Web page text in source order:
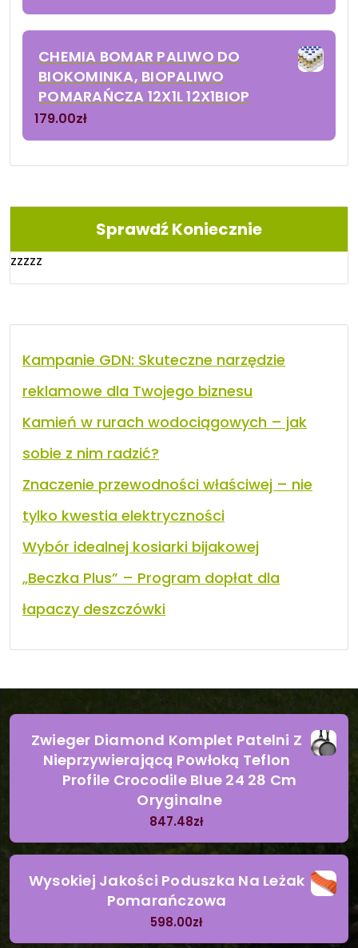
CHEMIA BOMAR PALIWO DO
BIOKOMINKA, BIOPALIWO
POMARAŃCZA 12X1L 12X1BIOP
179.00zł
Sprawdź Koniecznie
zzzzz
Kampanie GDN: Skuteczne narzędzie
reklamowe dla Twojego biznesu
Kamień w rurach wodociągowych – jak
sobie z nim radzić?
Znaczenie przewodności właściwej – nie
tylko kwestia elektryczności
Wybór idealnej kosiarki bijakowej
„Beczka Plus” – Program dopłat dla
łapaczy deszczówki
Zwieger Diamond Komplet Patelni Z
Nieprzywierającą Powłoką Teflon
Profile Crocodile Blue 24 28 Cm
Oryginalne
847.48zł
Wysokiej Jakości Poduszka Na Leżak
Pomarańczowa
598.00zł